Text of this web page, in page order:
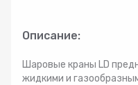
Системы фильтрации
Трубы и фитинги
Описание:
Шаровые краны LD
жидкими и